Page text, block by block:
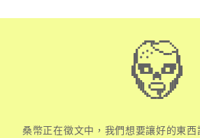
桑幣正在徵文中，我們想要讓好的東西